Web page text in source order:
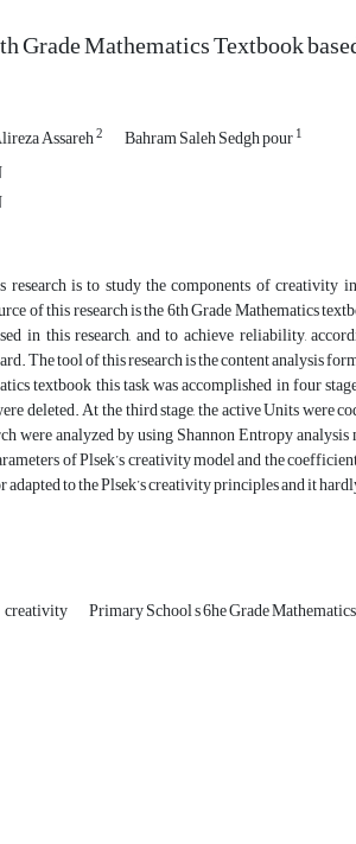
Grade Mathematics Textbook
Assareh2 Bahram Saleh Sedgh pour1
is to study the components of creativity
of this research is the 6th Grade Mathematics
in this research, and to achieve reliability,
The tool of this research is the content analysis
textbook this task was accomplished in four
deleted. At the third stage, the active Units were
were analyzed by using Shannon Entropy
of Plsek’s creativity model and the
adapted to the Plsek’s creativity principles and it
creativity Primary School s 6he Grade